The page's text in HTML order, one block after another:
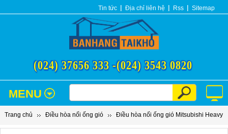
Tin tức Địa chỉ liên hệ Rss Sitemap
(024) 37656 333 -(024) 3543 0820
MENU
Trang chủ Điều hòa nối ống gió Điều hòa nối ống gió Mitsubishi Heavy